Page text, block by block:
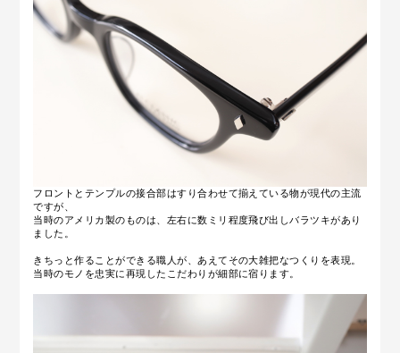
フロントとテンプルの接合部はすり合わせて揃えている物が現代の主流
ですが、
当時のアメリカ製のものは、左右に数ミリ程度飛び出しバラツキがあり
ました。
きちっと作ることができる職人が、あえてその大雑把なつくりを表現。
当時のモノを忠実に再現したこだわりが細部に宿ります。